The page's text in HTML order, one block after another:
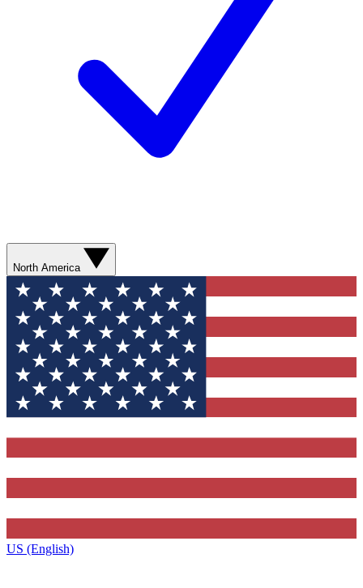
North America
US (English)